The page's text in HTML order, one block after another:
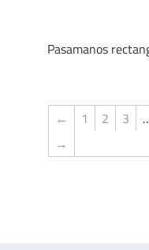
Pasamanos
← 1 2 3
→